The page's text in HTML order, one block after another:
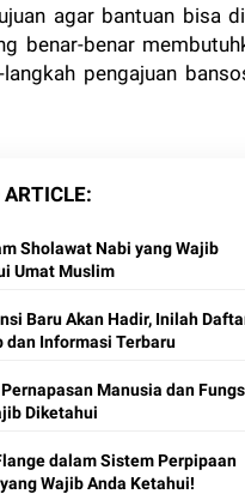
agar bantuan bisa
benar-benar
langkah pengajuan
ARTICLE
Sholawat Nabi yang Wajib
Umat Muslim
Baru Akan Hadir, Inilah
dan Informasi Terbaru
Manusia dan
Diketahui
dalam Sistem Perpipaan
Wajib Anda Ketahui!